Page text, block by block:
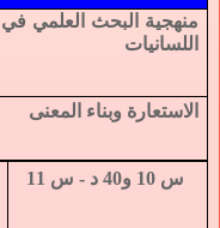
منهجية البحث العلمي في
اللسانيات
الاستعارة وبناء المعنى
س 10 و40 د - س 11